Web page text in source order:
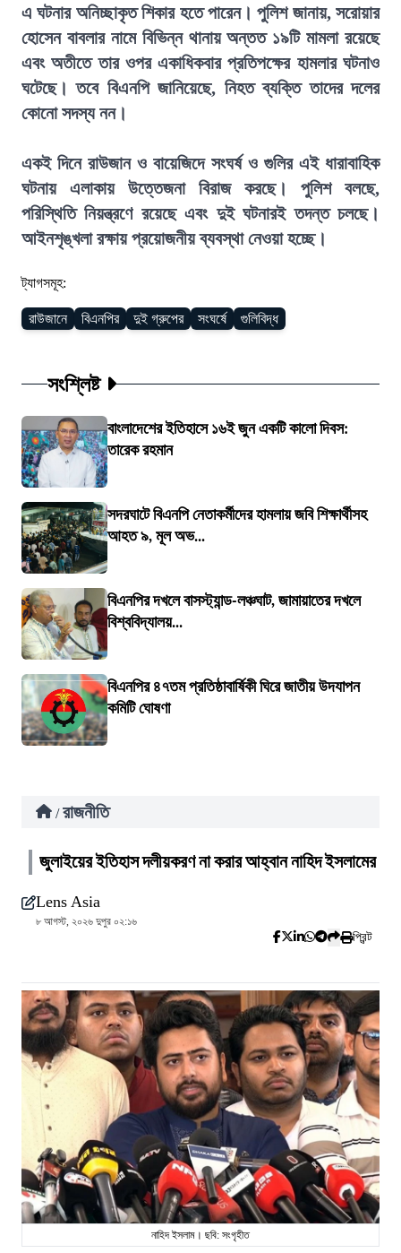
এ ঘটনার অনিচ্ছাকৃত শিকার হতে পারেন। পুলিশ জানায়, সরোয়ার
হোসেন বাবলার নামে বিভিন্ন থানায় অন্তত ১৯টি মামলা রয়েছে
এবং অতীতে তার ওপর একাধিকবার প্রতিপক্ষের হামলার ঘটনাও
ঘটেছে। তবে বিএনপি জানিয়েছে, নিহত ব্যক্তি তাদের দলের
কোনো সদস্য নন।
একই দিনে রাউজান ও বায়েজিদে সংঘর্ষ ও গুলির এই ধারাবাহিক
ঘটনায় এলাকায় উত্তেজনা বিরাজ করছে। পুলিশ বলছে,
পরিস্থিতি নিয়ন্ত্রণে রয়েছে এবং দুই ঘটনারই তদন্ত চলছে।
আইনশৃঙ্খলা রক্ষায় প্রয়োজনীয় ব্যবস্থা নেওয়া হচ্ছে।
ট্যাগসমূহ:
রাউজানে বিএনপির দুই গ্রুপের সংঘর্ষে গুলিবিদ্ধ
সংশ্লিষ্ট
বাংলাদেশের ইতিহাসে ১৬ই জুন একটি কালো দিবস:
তারেক রহমান
সদরঘাটে বিএনপি নেতাকর্মীদের হামলায় জবি শিক্ষার্থীসহ
আহত ৯, মূল অভ...
বিএনপির দখলে বাসস্ট্যান্ড-লঞ্চঘাট, জামায়াতের দখলে
বিশ্ববিদ্যালয়...
বিএনপির ৪৭তম প্রতিষ্ঠাবার্ষিকী ঘিরে জাতীয় উদযাপন
কমিটি ঘোষণা
/ রাজনীতি
জুলাইয়ের ইতিহাস দলীয়করণ না করার আহ্বান নাহিদ ইসলামের
Lens Asia
৮ আগস্ট, ২০২৬ দুপুর ০২:১৬
প্রিন্ট
নাহিদ ইসলাম। ছবি: সংগৃহীত